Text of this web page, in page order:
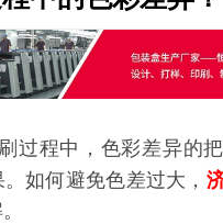
过程中，色彩差异的
如何避免色差过大，